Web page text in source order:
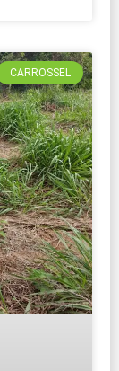
CARROSSEL